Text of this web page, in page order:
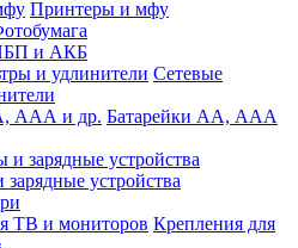
Принтеры и мфу
и АКБ
Сетевые
Батарейки АА, ААА
устройства
Крепления для